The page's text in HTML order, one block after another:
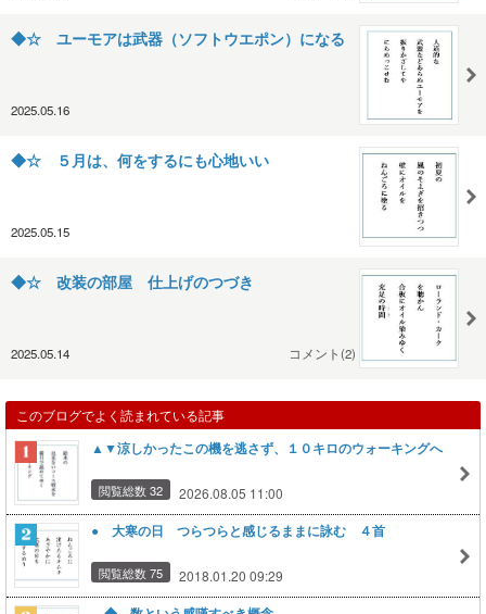
◆☆ ユーモアは武器（ソフトウエポン）になる
2025.05.16
◆☆ ５月は、何をするにも心地いい
2025.05.15
◆☆ 改装の部屋 仕上げのつづき
2025.05.14 コメント(2)
このブログでよく読まれている記事
▲▼涼しかったこの機を逃さず、１０キロのウォーキングへ
閲覧総数 32 2026.08.05 11:00
● 大寒の日 つらつらと感じるままに詠む ４首
閲覧総数 75 2018.01.20 09:29